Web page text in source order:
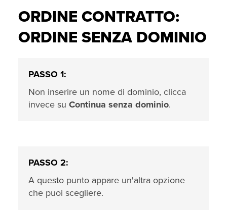
ORDINE CONTRATTO:
ORDINE SENZA DOMINIO
PASSO 1:
Non inserire un nome di dominio, clicca
invece su Continua senza dominio.
PASSO 2:
A questo punto appare un'altra opzione
che puoi scegliere.